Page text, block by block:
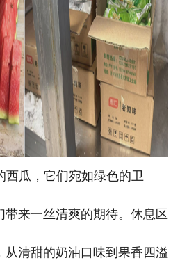
西瓜，它们宛如绿色的卫
来一丝清爽的期待。休息区
从清甜的奶油口味到果香四溢